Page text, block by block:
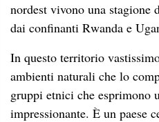
nordest vivono una stagione
dai confinanti Rwanda e
In questo territorio
ambienti naturali che lo
gruppi etnici che esprimono
impressionante. È un paese